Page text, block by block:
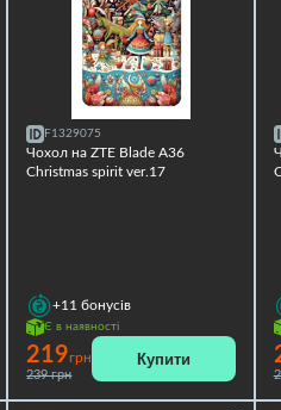
F1329075
Чохол на ZTE Blade A36
Christmas spirit ver.17
+11 бонусів
Є в наявності
219грн
239 грн
Купити